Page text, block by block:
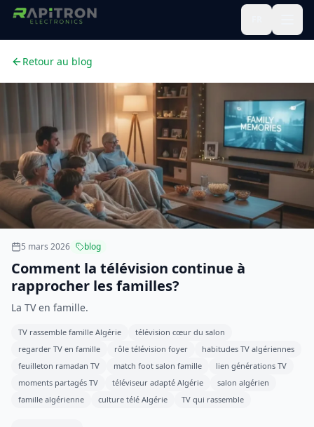
Retour au blog
5 mars 2026 blog
Comment la télévision continue à
rapprocher les familles?
La TV en famille.
TV rassemble famille Algérie
télévision cœur du salon
regarder TV en famille
rôle télévision foyer
habitudes TV algériennes
feuilleton ramadan TV
match foot salon famille
lien générations TV
moments partagés TV
téléviseur adapté Algérie
salon algérien
famille algérienne
culture télé Algérie TV qui rassemble